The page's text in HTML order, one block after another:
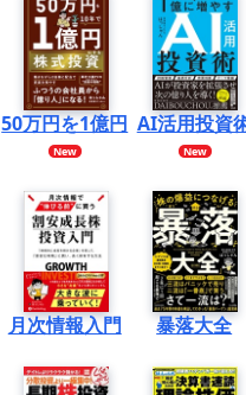
50万円を1億円 AI活用投資
月次情報入門 暴落大全